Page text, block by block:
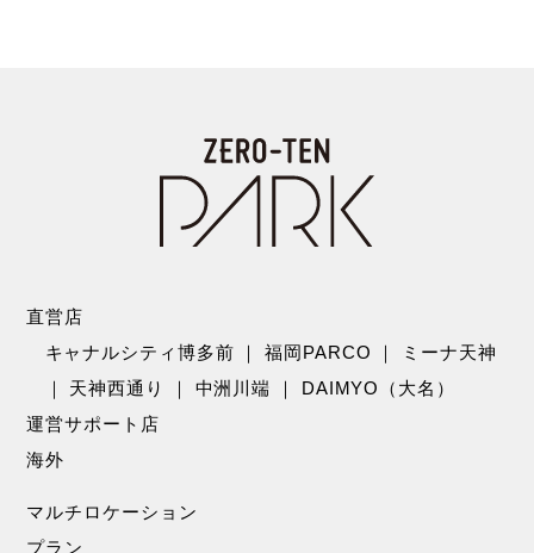
直営店
キャナルシティ博多前 ｜福岡PARCO ｜
ミーナ天神
｜ 天神西通り ｜ 中洲川端 ｜ DAIMYO（大名）
運営サポート店
海外
マルチロケーション
プラン